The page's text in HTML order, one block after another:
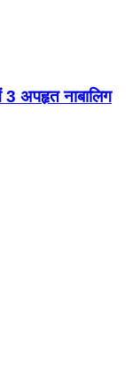
अपहृत नाबालिग